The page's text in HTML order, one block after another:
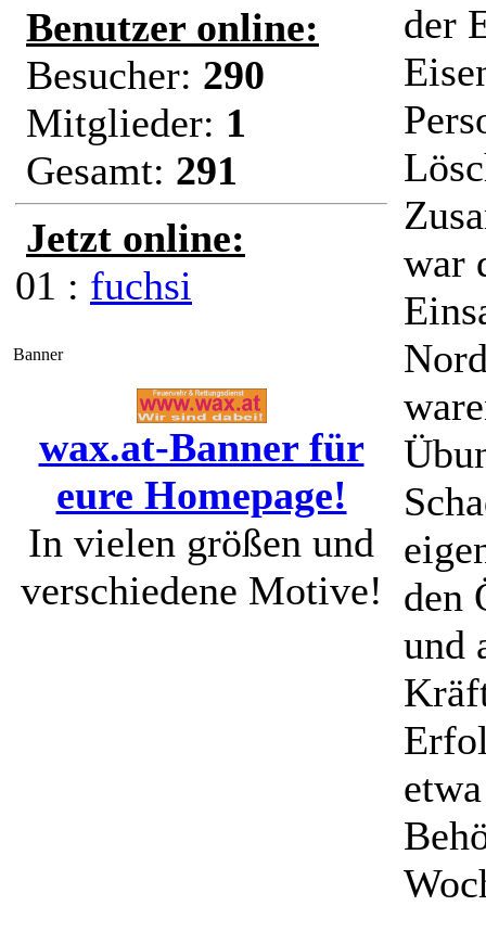
Benutzer online:
Besucher: 290
Mitglieder: 1
Gesamt: 291
Jetzt online:
01 : fuchsi
Banner
wax.at-Banner für
eure Homepage!
In vielen größen und
verschiedene Motive!
der
war
den
und